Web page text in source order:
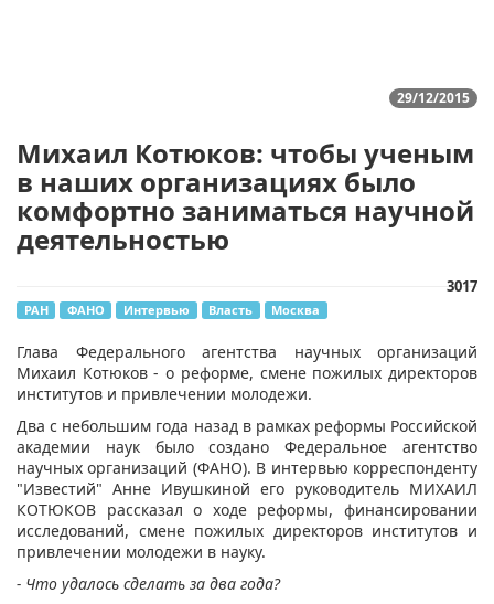
29/12/2015
Михаил Котюков: чтобы ученым
в наших организациях было
комфортно заниматься научной
деятельностью
3017
РАН ФАНО Интервью Власть Москва
Глава Федерального агентства научных организаций
Михаил Котюков - о реформе, смене пожилых директоров
институтов и привлечении молодежи.
Два с небольшим года назад в рамках реформы Российской
академии наук было создано Федеральное агентство
научных организаций (ФАНО). В интервью корреспонденту
"Известий" Анне Ивушкиной его руководитель МИХАИЛ
КОТЮКОВ рассказал о ходе реформы, финансировании
исследований, смене пожилых директоров институтов и
привлечении молодежи в науку.
- Что удалось сделать за два года?